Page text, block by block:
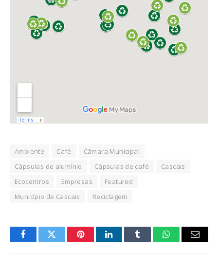
Ambiente Café
Câmara Municipal
Cápsulas de alumínio
Cápsulas de café
Cascais
Ecocentros
Empresas
Featured
Município de Cascais
Reciclagem
FacebookTwitter PinterestLinkedInTumblr WhatsAppEmail